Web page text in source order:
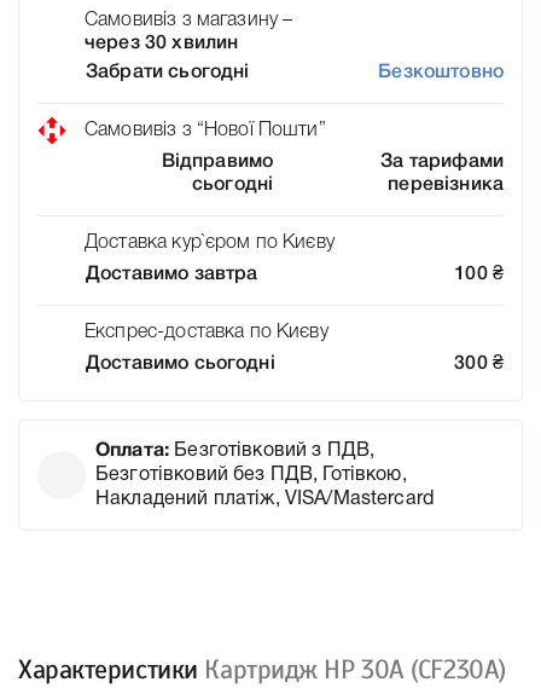
Самовивіз з магазину –
через 30 хвилин
Забрати сьогодні
Безкоштовно
Самовивіз з “Нової Пошти”
Відправимо
сьогодні
За тарифами
перевізника
Доставка кур`єром по Києву
Доставимо завтра
100 ₴
Експрес-доставка по Києву
Доставимо сьогодні
300 ₴
Оплата: Безготівковий з ПДВ,
Безготівковий без ПДВ, Готівкою,
Накладений платіж, VISA/Mastercard
Характеристики Картридж HP 30A (CF230A)